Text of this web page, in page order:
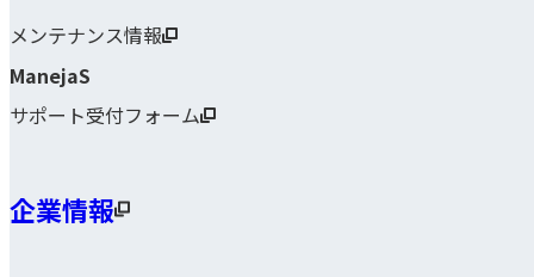
メンテナンス情報
ManejaS
サポート受付フォーム
企業情報